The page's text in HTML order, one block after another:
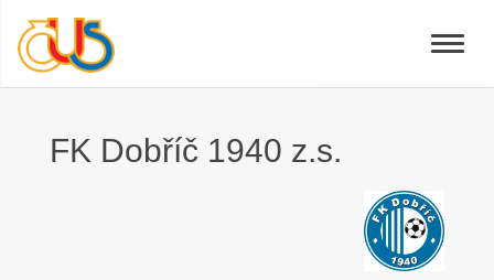
Toggle
FK Dobříč 1940 z.s.